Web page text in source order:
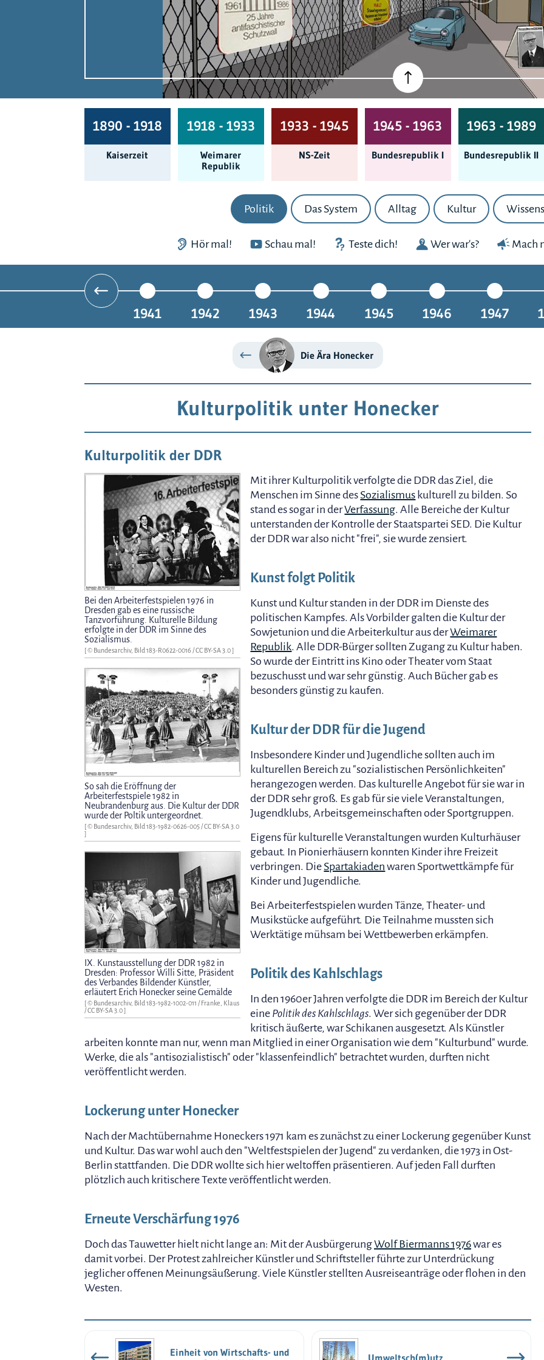
1890 - 1918
Kaiserzeit
1918 - 1933
Weimarer
Republik
1933 - 1945
NS-Zeit
1945 - 1963
Bundes­republik I
1963 - 1989
Bundes­republik II
Politik Das System Alltag Kultur
Hör mal! Schau mal! Teste dich! Wer war's? Mach
1941 1942 1943 1944 1945 1946 1947
Die Ära Honecker
Kulturpolitik unter Honecker
Kulturpolitik der DDR
Bei den Arbeiterfestspielen 1976 in
Dresden gab es eine russische
Tanzvorführung. Kulturelle Bildung
erfolgte in der DDR im Sinne des
Sozialismus.
[ © Bundesarchiv, Bild 183-R0622-0016 /CC BY-SA 3.0]
So sah die Eröffnung der
Arbeiterfestspiele 1982 in
Neubrandenburg aus. Die Kultur der DDR
wurde der Poltik untergeordnet.
[ © Bundesarchiv, Bild 183-1982-0626-005 /CC BY-SA 3.0
]
IX. Kunstausstellung der DDR 1982 in
Dresden: Professor Willi Sitte, Präsident
des Verbandes Bildender Künstler,
erläutert Erich Honecker seine Gemälde
[ © Bundesarchiv, Bild 183-1982-1002-011 / Franke, Klaus
/CC BY-SA 3.0]
Mit ihrer Kulturpolitik verfolgte die DDR das Ziel, die
Menschen im Sinne des Sozialismus kulturell zu bilden. So
stand es sogar in derVerfassung. Alle Bereiche der Kultur
unterstanden der Kontrolle der Staatspartei SED. Die Kultur
der DDR war also nicht "frei", sie wurde zensiert.
Kunst folgt Politik
Kunst und Kultur standen in der DDR im Dienste des
politischen Kampfes. Als Vorbilder galten die Kultur der
Sowjetunion und die Arbeiterkultur aus derWeimarer
Republik. Alle DDR-Bürger sollten Zugang zu Kultur haben.
So wurde der Eintritt ins Kino oder Theater vom Staat
bezuschusst und war sehr günstig. Auch Bücher gab es
besonders günstig zu kaufen.
Kultur der DDR für die Jugend
Insbesondere Kinder und Jugendliche sollten auch im
kulturellen Bereich zu "sozialistischen Persönlichkeiten"
herangezogen werden. Das kulturelle Angebot für sie war in
der DDR sehr groß. Es gab für sie viele Veranstaltungen,
Jugendklubs, Arbeitsgemeinschaften oder Sportgruppen.
Eigens für kulturelle Veranstaltungen wurden Kulturhäuser
gebaut. In Pionierhäusern konnten Kinder ihre Freizeit
verbringen. Die Spartakiaden waren Sportwettkämpfe für
Kinder und Jugendliche.
Bei Arbeiterfestspielen wurden Tänze, Theater- und
Musikstücke aufgeführt. Die Teilnahme mussten sich
Werktätige mühsam bei Wettbewerben erkämpfen.
Politik des Kahlschlags
In den 1960er Jahren verfolgte die DDR im Bereich der Kultur
eine Politik des Kahlschlags. Wer sich gegenüber der DDR
kritisch äußerte, war Schikanen ausgesetzt. Als Künstler
arbeiten konnte man nur, wenn man Mitglied in einer Organisation wie dem "Kulturbund" wurde.
Werke, die als "antisozialistisch" oder "klassenfeindlich" betrachtet wurden, durften nicht
veröffentlicht werden.
Lockerung unter Honecker
Nach der Machtübernahme Honeckers 1971 kam es zunächst zu einer Lockerung gegenüber Kunst
und Kultur. Das war wohl auch den "Weltfestspielen der Jugend" zu verdanken, die 1973 in Ost-
Berlin stattfanden. Die DDR wollte sich hier weltoffen präsentieren. Auf jeden Fall durften
plötzlich auch kritischere Texte veröffentlicht werden.
Erneute Verschärfung 1976
Doch das Tauwetter hielt nicht lange an: Mit der AusbürgerungWolf Biermanns 1976war es
damit vorbei. Der Protest zahlreicher Künstler und Schriftsteller führte zur Unterdrückung
jeglicher offenen Meinungsäußerung. Viele Künstler stellten Ausreiseanträge oder flohen in den
Westen.
Einheit von Wirtschafts- und
Umweltsch(m)utz